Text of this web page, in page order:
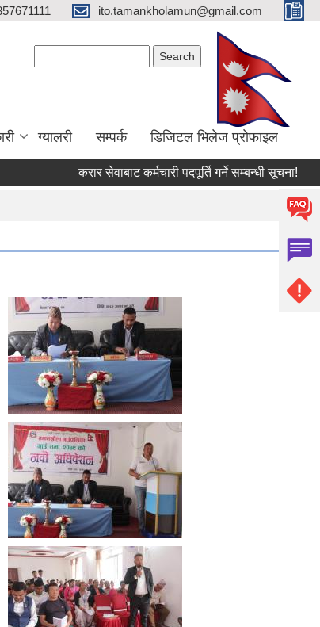
ito.tamankholamun@gmail.com
ग्यालरी सम्पर्क डिजिटल भिलेज प्राेफाइल
करार सेवाबाट कर्मचारी पदपूर्ति गर्ने सम्बन्धी सूचना!